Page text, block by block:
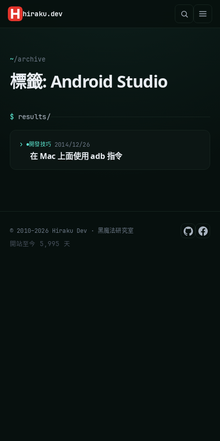
hiraku.dev
~/archive
標籤:Android Studio
$ results/
2014/12/26
開發技巧
在 Mac 上面使用 adb 指令
© 2010–2026 Hiraku Dev · 黑魔法研究室
開站至今 5,995 天